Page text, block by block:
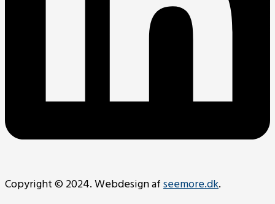
Copyright © 2024. Webdesign afseemore.dk.